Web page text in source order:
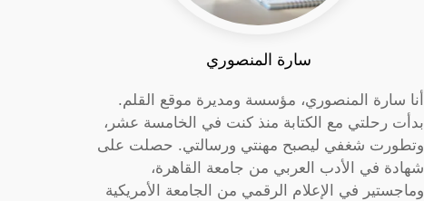
سارة المنصوري
أنا سارة المنصوري، مؤسسة ومديرة موقع القلم.
بدأت رحلتي مع الكتابة منذ كنت في الخامسة عشر،
وتطورت شغفي ليصبح مهنتي ورسالتي. حصلت على
شهادة في الأدب العربي من جامعة القاهرة،
وماجستير في الإعلام الرقمي من الجامعة الأمريكية